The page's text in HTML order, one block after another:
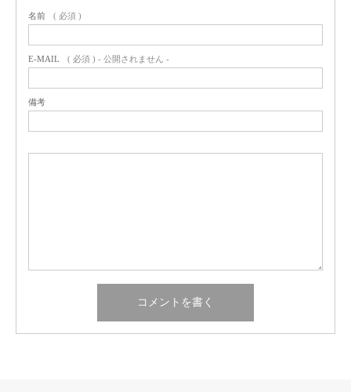
名前 ( 必須 )
E-MAIL ( 必須 ) - 公開されません -
備考